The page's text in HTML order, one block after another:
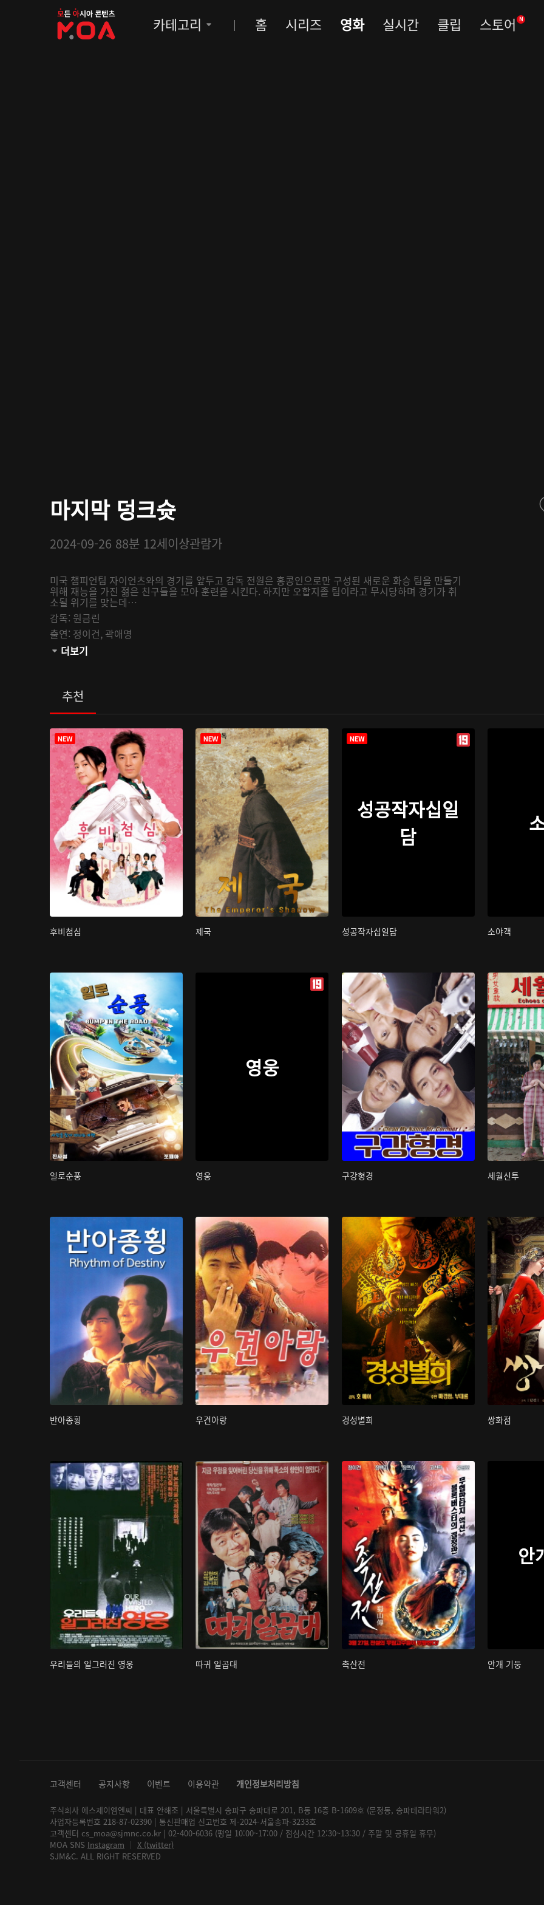
MOA
카테고리 홈 시리즈 영화 실시간 클립 스토어 N
마지막 덩크슛
2024-09-26 88분 12세이상관람가
미국 챔피언팀 자이언츠와의 경기를 앞두고 감독 전원은 홍콩인으로만 구성된 새로운 화승 팀을 만들기
위해 재능을 가진 젊은 친구들을 모아 훈련을 시킨다. 하지만 오합지졸 팀이라고 무시당하며 경기가 취
소될 위기를 맞는데…
감독: 원금린
출연: 정이건, 곽애명
관람등급:
더보기
추천
후비첨심 제국
성공작자십일
담
성공작자십일담 소야객
일로순풍
영웅
영웅 구강형경 세월신투
반아종횡 우견아랑 경성별희 쌍화점
우리들의 일그러진 영웅 따귀 일곱대 촉산전
안
안개 기둥
고객센터 공지사항 이벤트 이용약관 개인정보처리방침
주식회사 에스제이엠엔씨 | 대표 안해조 | 서울특별시 송파구 송파대로 201, B동 16층 B-1609호 (문정동, 송파테라타워2)
사업자등록번호 218-87-02390 | 통신판매업 신고번호 제-2024-서울송파-3233호
고객센터 cs_moa@sjmnc.co.kr | 02-400-6036 (평일 10:00~17:00 / 점심시간 12:30~13:30 / 주말 및 공휴일 휴무)
MOA SNS Instagram │ X (twitter)
SJM&C. ALL RIGHT RESERVED